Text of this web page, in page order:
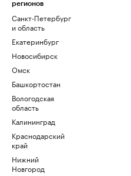
регионов
Санкт-Петербург
и область
Екатеринбург
Новосибирск
Омск
Башкортостан
Вологодская
область
Калининград
Краснодарский
край
Нижний
Новгород